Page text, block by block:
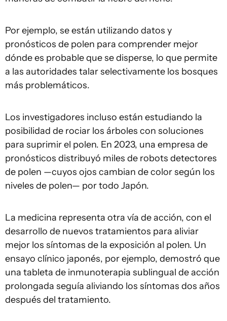
Por ejemplo, se están utilizando datos y
pronósticos de polen para comprender mejor
dónde es probable que se disperse, lo que permite
a las autoridades talar selectivamente los bosques
más problemáticos.
Los investigadores incluso están estudiando la
posibilidad de rociar los árboles con soluciones
para suprimir el polen. En 2023, una empresa de
pronósticos distribuyó miles de robots detectores
de polen —cuyos ojos cambian de color según los
niveles de polen— por todo Japón.
La medicina representa otra vía de acción, con el
desarrollo de nuevos tratamientos para aliviar
mejor los síntomas de la exposición al polen. Un
ensayo clínico japonés, por ejemplo, demostró que
una tableta de inmunoterapia sublingual de acción
prolongada seguía aliviando los síntomas dos años
después del tratamiento.